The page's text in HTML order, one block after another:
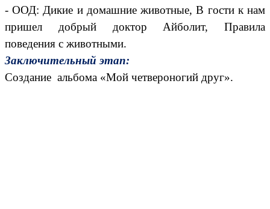
- ООД: Дикие и домашние животные, В гости к нам
пришел добрый доктор Айболит, Правила
поведения с животными.
Заключительный этап:
Создание альбома «Мой четвероногий друг».